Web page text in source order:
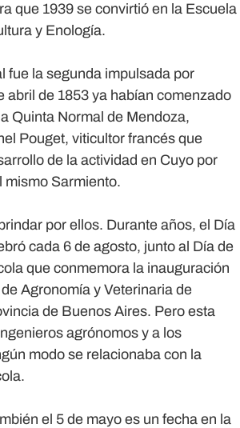
que 1939 se convirtió en la Escuela
y Enología.
fue la segunda impulsada por
abril de 1853 ya habían comenzado
Quinta Normal de Mendoza,
Pouget, viticultor francés que
de la actividad en Cuyo por
mismo Sarmiento.
por ellos. Durante años, el Día
cada 6 de agosto, junto al Día de
que conmemora la inauguración
Agronomía y Veterinaria de
de Buenos Aires. Pero esta
agrónomos y a los
modo se relacionaba con la
el 5 de mayo es un fecha en la